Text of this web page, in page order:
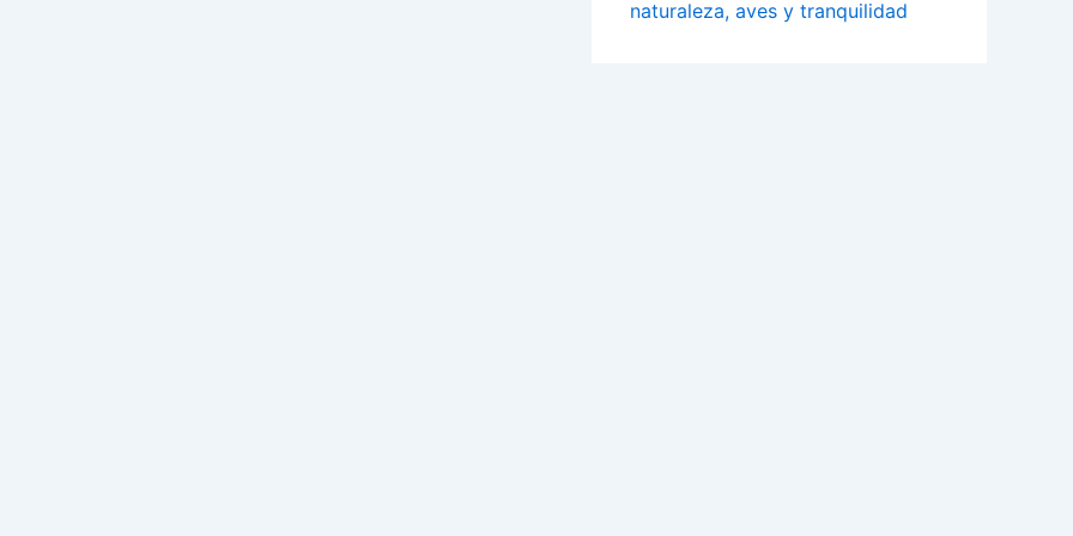
naturaleza, aves y tranquilidad